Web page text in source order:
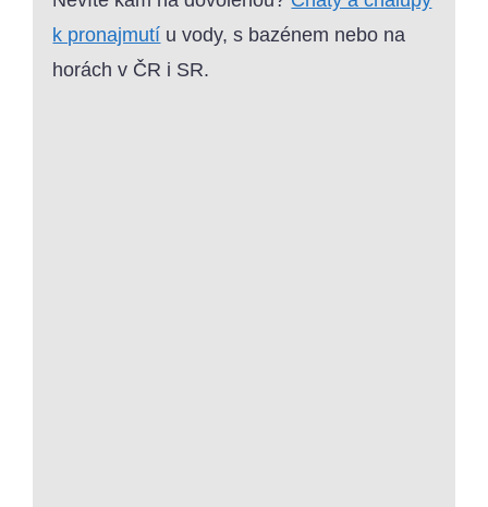
k pronajmutí u vody, s bazénem nebo na
horách v ČR i SR.